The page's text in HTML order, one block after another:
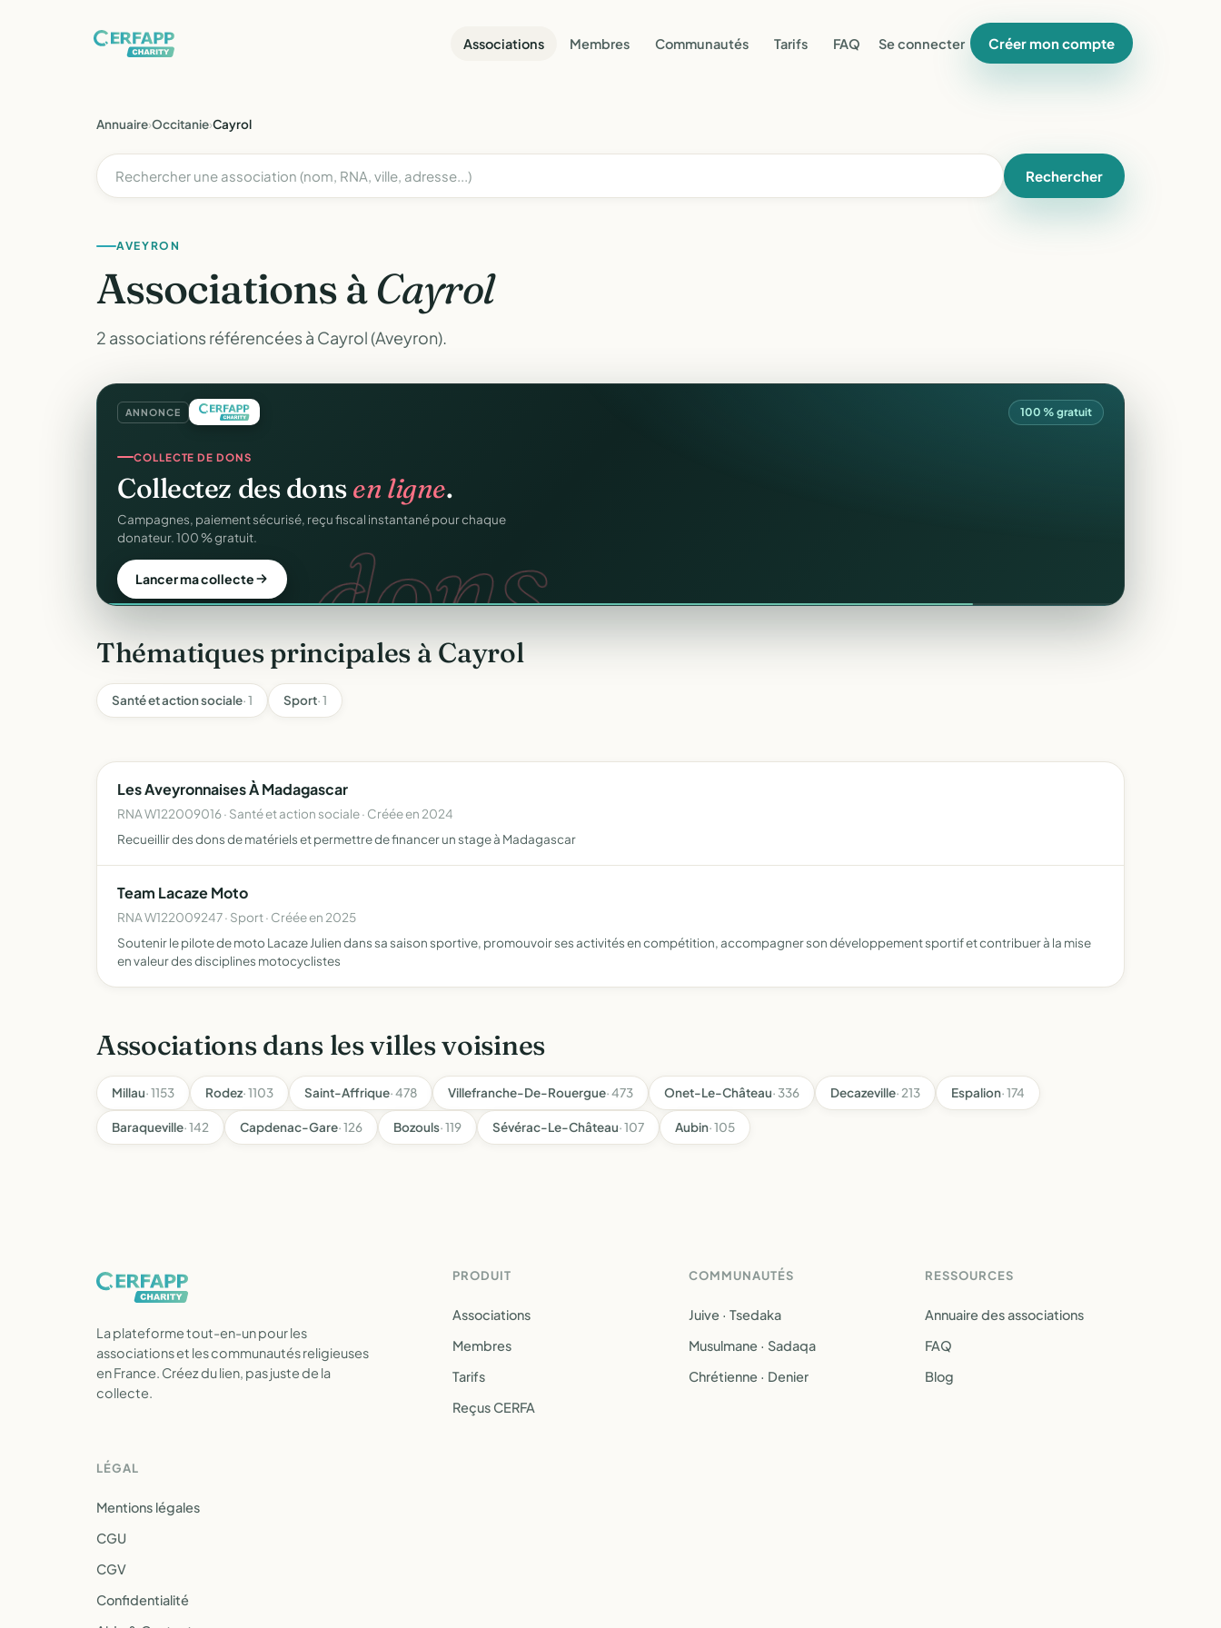
Associations Membres Communautés Tarifs FAQ Se connecter Créer mon compte
Annuaire›Occitanie›Cayrol
Rechercher
AVEYRON
Associations àCayrol
2 associations référencées à Cayrol (Aveyron).
ANNONCE 100 % gratuit
dons.
COLLECTE DE DONS
Collectez des donsen ligne.
Campagnes, paiement sécurisé, reçu fiscal instantané pour chaque
donateur. 100 % gratuit.
Lancer ma collecte
Thématiques principales à Cayrol
Santé et action sociale· 1 Sport· 1
Les Aveyronnaises À Madagascar
RNA W122009016 · Santé et action sociale · Créée en 2024
Recueillir des dons de matériels et permettre de financer un stage à Madagascar
Team Lacaze Moto
RNA W122009247 · Sport · Créée en 2025
Soutenir le pilote de moto Lacaze Julien dans sa saison sportive, promouvoir ses activités en compétition, accompagner son développement sportif et contribuer à la mise
en valeur des disciplines motocyclistes
Associations dans les villes voisines
Millau· 1153 Rodez· 1103 Saint-Affrique· 478 Villefranche-De-Rouergue· 473 Onet-Le-Château· 336 Decazeville· 213 Espalion· 174
Baraqueville· 142 Capdenac-Gare· 126 Bozouls· 119 Sévérac-Le-Château· 107 Aubin· 105
La plateforme tout-en-un pour les
associations et les communautés religieuses
en France. Créez du lien, pas juste de la
collecte.
PRODUIT
Associations
Membres
Tarifs
Reçus CERFA
COMMUNAUTÉS
Juive · Tsedaka
Musulmane · Sadaqa
Chrétienne · Denier
RESSOURCES
Annuaire des associations
FAQ
Blog
LÉGAL
Mentions légales
CGU
CGV
Confidentialité